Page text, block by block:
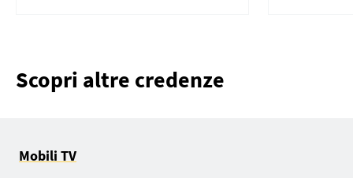
Scopri altre credenze
Mobili TV